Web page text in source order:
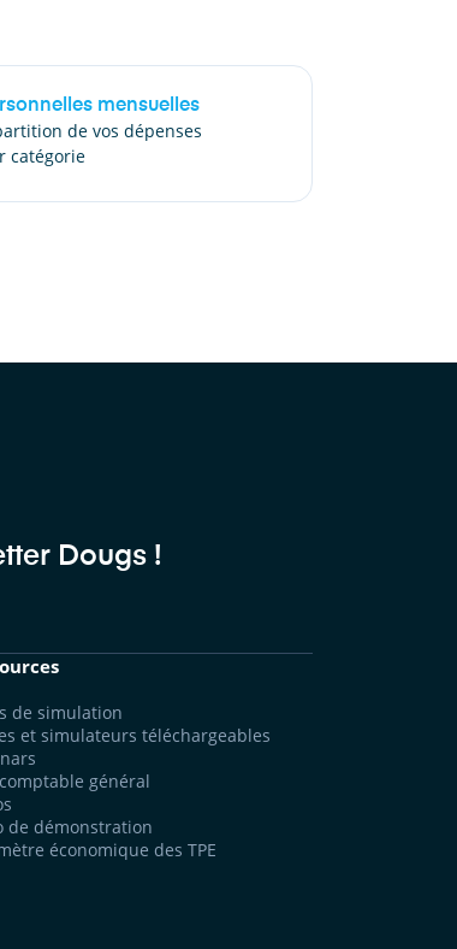
mensuelles
de vos dépenses
catégorie
Dougs !
de simulation
et simulateurs téléchargeables
général
de démonstration
économique des TPE